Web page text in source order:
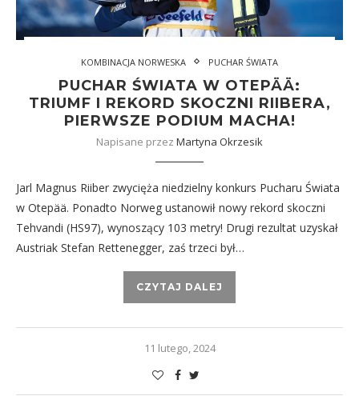
KOMBINACJA NORWESKA PUCHAR ŚWIATA
PUCHAR ŚWIATA W OTEPÄÄ:
TRIUMF I REKORD SKOCZNI RIIBERA,
PIERWSZE PODIUM MACHA!
Napisane przez Martyna Okrzesik
Jarl Magnus Riiber zwycięża niedzielny konkurs Pucharu Świata
w Otepää. Ponadto Norweg ustanowił nowy rekord skoczni
Tehvandi (HS97), wynoszący 103 metry! Drugi rezultat uzyskał
Austriak Stefan Rettenegger, zaś trzeci był…
CZYTAJ DALEJ
11 lutego, 2024